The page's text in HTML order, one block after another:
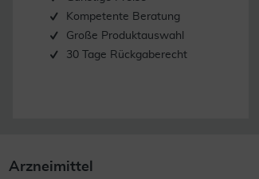
Kompetente Beratung
Große Produktauswahl
30 Tage Rückgaberecht
Arzneimittel